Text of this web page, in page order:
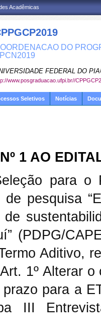
Acadêmicas
DO
FEDERAL DO
www.posgraduacao.ufpi.br//
Seletivos Notícias
1 AO
para o
pesquisa
(PDPG/
Aditivo,
1º Alterar
para a
III